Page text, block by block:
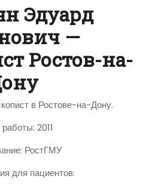
Эдуард
—
Ростов-на-
в Ростове-на-Дону.
2011
РостГМУ
для пациентов: